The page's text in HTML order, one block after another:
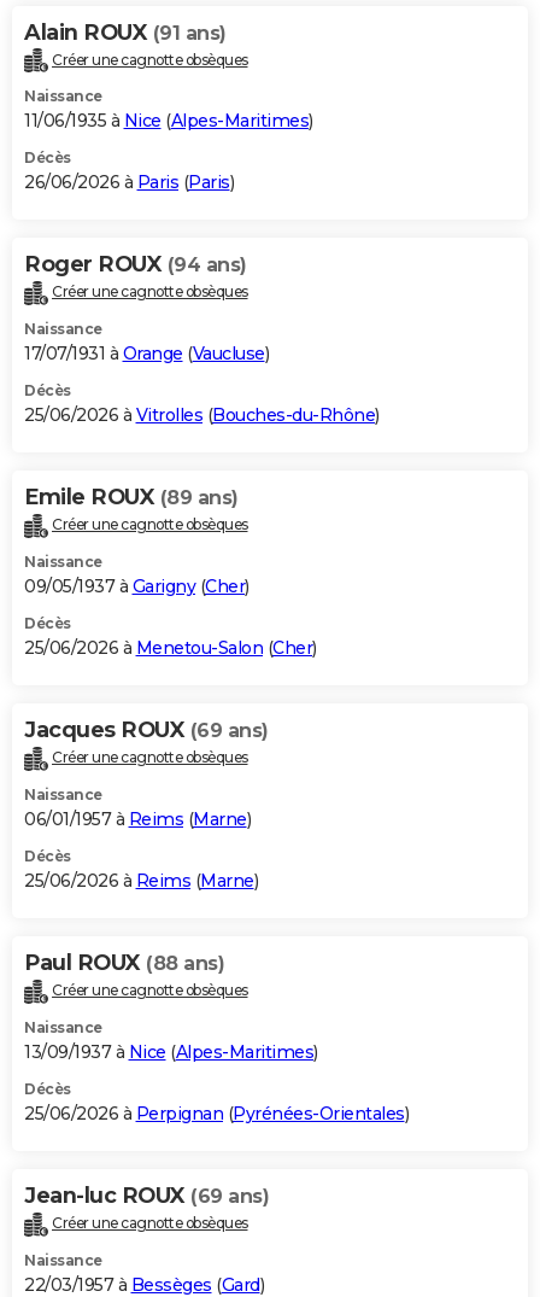
Alain ROUX (91 ans)
Créer une cagnotte obsèques
Naissance
11/06/1935 à Nice (Alpes-Maritimes)
Décès
26/06/2026 à Paris (Paris)
Roger ROUX (94 ans)
Créer une cagnotte obsèques
Naissance
17/07/1931 à Orange (Vaucluse)
Décès
25/06/2026 à Vitrolles (Bouches-du-Rhône)
Emile ROUX (89 ans)
Créer une cagnotte obsèques
Naissance
09/05/1937 à Garigny(Cher)
Décès
25/06/2026 à Menetou-Salon (Cher)
Jacques ROUX (69 ans)
Créer une cagnotte obsèques
Naissance
06/01/1957 à Reims (Marne)
Décès
25/06/2026 à Reims (Marne)
Paul ROUX (88 ans)
Créer une cagnotte obsèques
Naissance
13/09/1937 à Nice (Alpes-Maritimes)
Décès
25/06/2026 à Perpignan (Pyrénées-Orientales)
Jean-luc ROUX (69 ans)
Créer une cagnotte obsèques
Naissance
22/03/1957 à Bessèges (Gard)